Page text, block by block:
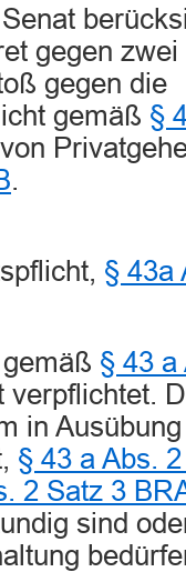
gegen
gegen die
gemäß §
.
§ 43a
§ 43 a
verpflichtet.
in
§ 43 a Abs.
2 Satz 3
sind